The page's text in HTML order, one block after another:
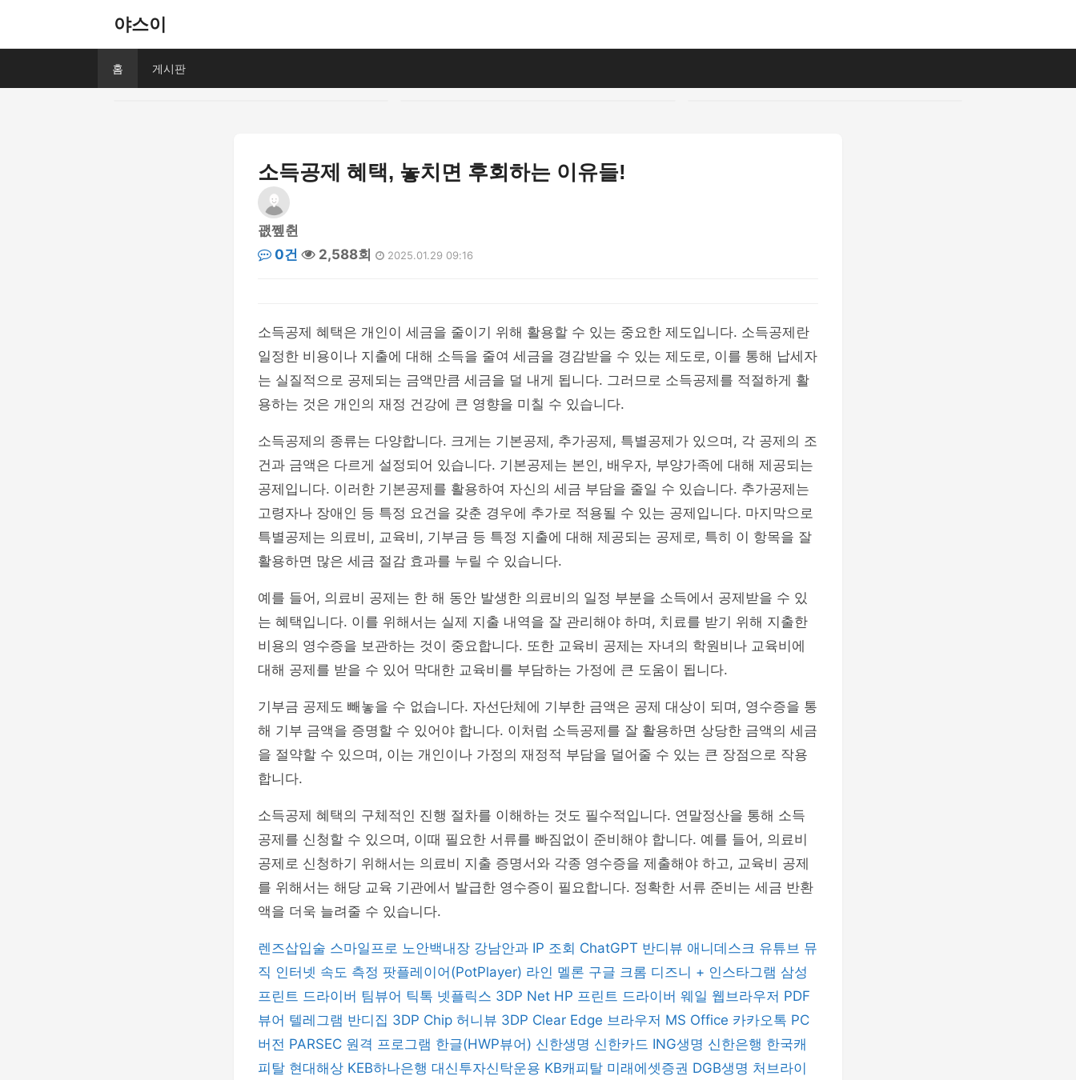
야스이
홈 게시판
소득공제 혜택, 놓치면 후회하는 이유들!
괪쪂췬
0건
2,588회 2025.01.29 09:16
소득공제 혜택은 개인이 세금을 줄이기 위해 활용할 수 있는 중요한 제도입니다. 소득공제란
일정한 비용이나 지출에 대해 소득을 줄여 세금을 경감받을 수 있는 제도로, 이를 통해 납세자
는 실질적으로 공제되는 금액만큼 세금을 덜 내게 됩니다. 그러므로 소득공제를 적절하게 활
용하는 것은 개인의 재정 건강에 큰 영향을 미칠 수 있습니다.
소득공제의 종류는 다양합니다. 크게는 기본공제, 추가공제, 특별공제가 있으며, 각 공제의 조
건과 금액은 다르게 설정되어 있습니다. 기본공제는 본인, 배우자, 부양가족에 대해 제공되는
공제입니다. 이러한 기본공제를 활용하여 자신의 세금 부담을 줄일 수 있습니다. 추가공제는
고령자나 장애인 등 특정 요건을 갖춘 경우에 추가로 적용될 수 있는 공제입니다. 마지막으로
특별공제는 의료비, 교육비, 기부금 등 특정 지출에 대해 제공되는 공제로, 특히 이 항목을 잘
활용하면 많은 세금 절감 효과를 누릴 수 있습니다.
예를 들어, 의료비 공제는 한 해 동안 발생한 의료비의 일정 부분을 소득에서 공제받을 수 있
는 혜택입니다. 이를 위해서는 실제 지출 내역을 잘 관리해야 하며, 치료를 받기 위해 지출한
비용의 영수증을 보관하는 것이 중요합니다. 또한 교육비 공제는 자녀의 학원비나 교육비에
대해 공제를 받을 수 있어 막대한 교육비를 부담하는 가정에 큰 도움이 됩니다.
기부금 공제도 빼놓을 수 없습니다. 자선단체에 기부한 금액은 공제 대상이 되며, 영수증을 통
해 기부 금액을 증명할 수 있어야 합니다. 이처럼 소득공제를 잘 활용하면 상당한 금액의 세금
을 절약할 수 있으며, 이는 개인이나 가정의 재정적 부담을 덜어줄 수 있는 큰 장점으로 작용
합니다.
소득공제 혜택의 구체적인 진행 절차를 이해하는 것도 필수적입니다. 연말정산을 통해 소득
공제를 신청할 수 있으며, 이때 필요한 서류를 빠짐없이 준비해야 합니다. 예를 들어, 의료비
공제로 신청하기 위해서는 의료비 지출 증명서와 각종 영수증을 제출해야 하고, 교육비 공제
를 위해서는 해당 교육 기관에서 발급한 영수증이 필요합니다. 정확한 서류 준비는 세금 반환
액을 더욱 늘려줄 수 있습니다.
렌즈삽입술 스마일프로 노안백내장 강남안과 IP 조회 ChatGPT 반디뷰 애니데스크 유튜브 뮤
직 인터넷 속도 측정 팟플레이어(PotPlayer) 라인 멜론 구글 크롬 디즈니 + 인스타그램 삼성
프린트 드라이버 팀뷰어 틱톡 넷플릭스 3DP Net HP 프린트 드라이버 웨일 웹브라우저 PDF
뷰어 텔레그램 반디집 3DP Chip 허니뷰 3DP Clear Edge 브라우저 MS Office 카카오톡 PC
버전 PARSEC 원격 프로그램 한글(HWP뷰어) 신한생명 신한카드 ING생명 신한은행 한국캐
피탈 현대해상 KEB하나은행 대신투자신탁운용 KB캐피탈 미래에셋증권 DGB생명 처브라이